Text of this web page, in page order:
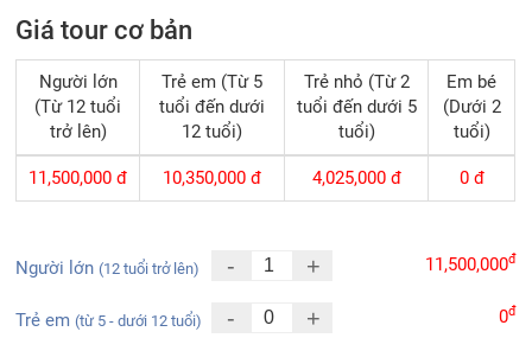
Giá tour cơ bản
Người lớn
(Từ 12 tuổi
trở lên)
Trẻ em (Từ 5
tuổi đến dưới
12 tuổi)
Trẻ nhỏ (Từ 2
tuổi đến dưới 5
tuổi)
Em bé
(Dưới 2
tuổi)
11,500,000 đ 10,350,000 đ 4,025,000đ 0đ
Người lớn(12 tuổi trở lên) - + 11,500,000đ
Trẻ em(từ 5 - dưới 12 tuổi) - + 0đ